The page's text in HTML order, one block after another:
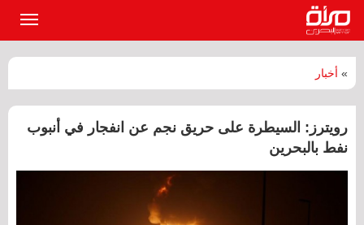
» أخبار
رويترز: السيطرة على حريق نجم عن انفجار في أنبوب
نفط بالبحرين